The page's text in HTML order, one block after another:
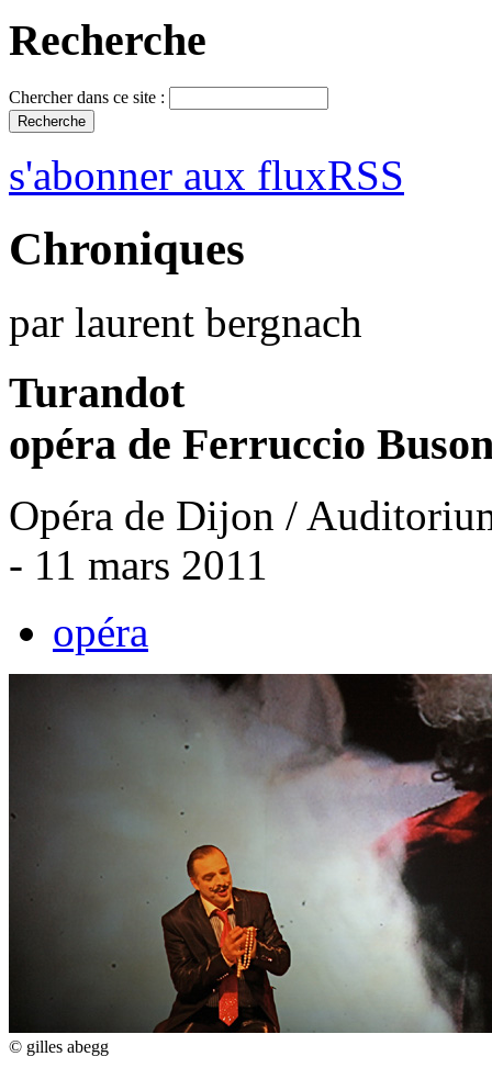
Recherche
Chercher dans ce site :
s'abonner aux fluxRSS
Chroniques
par laurent bergnach
Turandot
opéra de Ferruccio
Opéra de Dijon /
- 11 mars 2011
opéra
© gilles abegg